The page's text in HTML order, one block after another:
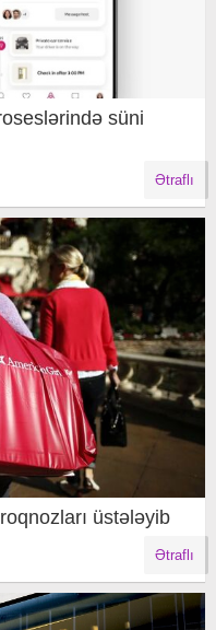
süni
Ətraflı
üstələyib
Ətraflı